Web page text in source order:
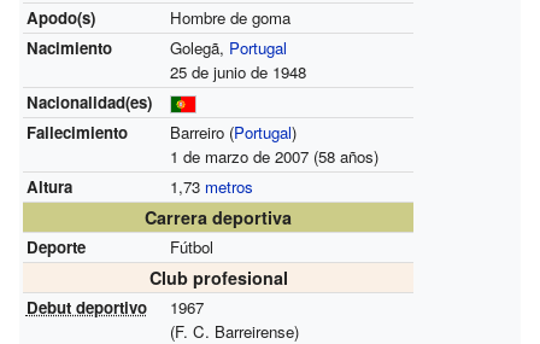
Apodo(s)
Hombre de goma
Nacimiento
Golegã, Portugal
25 de junio de 1948
Nacionalidad(es)
Fallecimiento
Barreiro (Portugal)
1 de marzo de 2007 (58 años)
Altura
1,73 metros
Carrera deportiva
Deporte Fútbol
Club profesional
Debut deportivo
1967
(F. C. Barreirense)